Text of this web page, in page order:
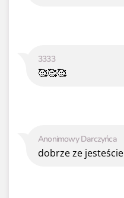
Anonimowy Darczyńca
dobrze ze jesteście
3333
🥰🥰🥰